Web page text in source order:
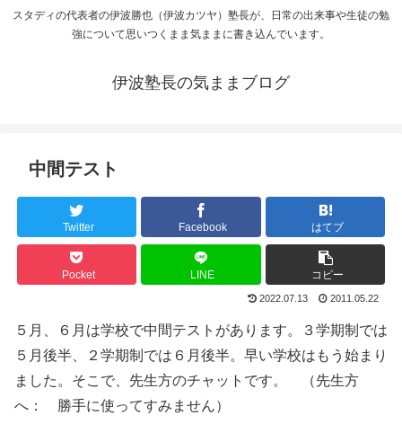
スタディの代表者の伊波勝也（伊波カツヤ）塾長が、日常の出来事や生徒の勉
強について思いつくまま気ままに書き込んでいます。
伊波塾長の気ままブログ
中間テスト
Twitter Facebook はてブ
Pocket LINE コピー
2022.07.13 2011.05.22
５月、６月は学校で中間テストがあります。３学期制では
５月後半、２学期制では６月後半。早い学校はもう始まり
ました。そこで、先生方のチャットです。 （先生方
へ： 勝手に使ってすみません）